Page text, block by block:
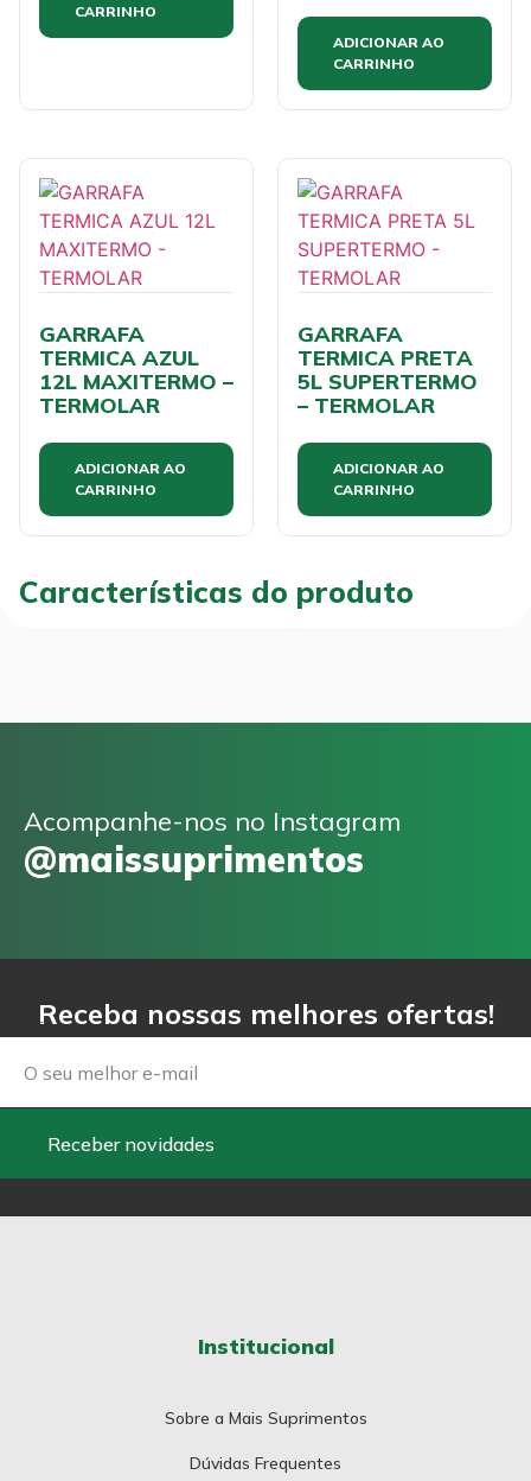
CARRINHO
ADICIONAR AO
CARRINHO
GARRAFA
TERMICA AZUL
12L MAXITERMO –
TERMOLAR
ADICIONAR AO
CARRINHO
GARRAFA
TERMICA PRETA
5L SUPERTERMO
– TERMOLAR
ADICIONAR AO
CARRINHO
Características do produto
Acompanhe-nos no Instagram
@maissuprimentos
Receba nossas melhores ofertas!
Email
Receber novidades
Institucional
Sobre a Mais Suprimentos
Dúvidas Frequentes